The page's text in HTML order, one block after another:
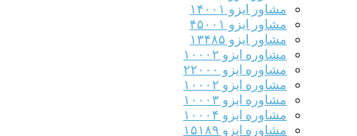
مشاور ایزو ۱۴۰۰۱
مشاور ایزو ۴۵۰۰۱
مشاور ایزو ۱۳۴۸۵
مشاوره ایزو ۱۰۰۰۲
مشاوره ایزو ۲۲۰۰۰
مشاوره ایزو ۱۰۰۰۲
مشاوره ایزو ۱۰۰۰۳
مشاوره ایزو ۱۰۰۰۴
مشاوره ایزو ۱۵۱۸۹